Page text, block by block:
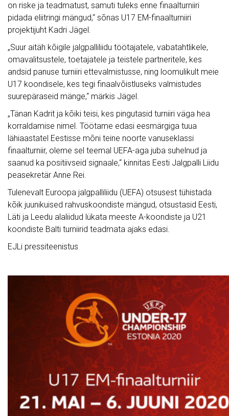
on riske ja teadmatust, samuti tuleks enne finaalturniiri
pidada eliitringi mängud,“ sõnas U17 EM-finaalturniiri
projektijuht Kadri Jägel.
„Suur aitäh kõigile jalgpalliliidu töötajatele, vabatahtlikele,
omavalitsustele, toetajatele ja teistele partneritele, kes
andsid panuse turniiri ettevalmistusse, ning loomulikult meie
U17 koondisele, kes tegi finaalvõistluseks valmistudes
suurepäraseid mänge,“ märkis Jägel.
„Tänan Kadrit ja kõiki teisi, kes pingutasid turniiri väga hea
korraldamise nimel. Töötame edasi eesmärgiga tuua
lähiaastatel Eestisse mõni teine noorte vanuseklassi
finaalturniir, oleme sel teemal UEFA-aga juba suhelnud ja
saanud ka positiivseid signaale,“ kinnitas Eesti Jalgpalli Liidu
peasekretär Anne Rei.
Tulenevalt Euroopa jalgpalliliidu (UEFA) otsusest tühistada
kõik juunikuised rahvuskoondiste mängud, otsustasid Eesti,
Läti ja Leedu alaliidud lükata meeste A-koondiste ja U21
koondiste Balti turniirid teadmata ajaks edasi.
EJLi pressiteenistus